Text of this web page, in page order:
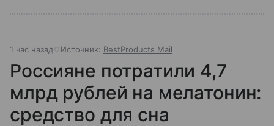
1 час назад Источник: BestProducts Mail
Россияне потратили 4,7
млрд рублей на мелатонин:
средство для сна